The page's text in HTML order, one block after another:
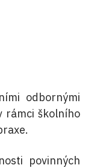
odbornými
rámci školního
povinných